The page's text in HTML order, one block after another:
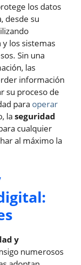
los datos
desde su
los sistemas
Sin una
las
información
su proceso de
para operar
la seguridad
cualquier
al máximo la
y
numerosos